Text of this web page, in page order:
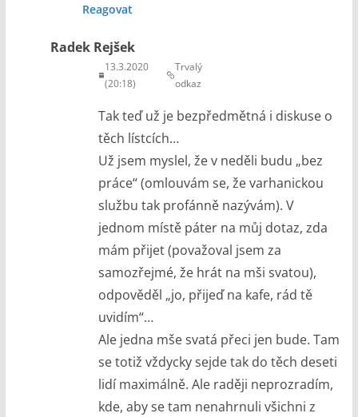
Reagovat
Radek Rejšek
13.3.2020
(20:18)
Trvalý
odkaz
Tak teď už je bezpředmětná i diskuse o
těch lístcích…
Už jsem myslel, že v neděli budu „bez
práce“ (omlouvám se, že varhanickou
službu tak profánně nazývám). V
jednom místě páter na můj dotaz, zda
mám přijet (považoval jsem za
samozřejmé, že hrát na mši svatou),
odpověděl „jo, přijeď na kafe, rád tě
uvidím“…
Ale jedna mše svatá přeci jen bude. Tam
se totiž vždycky sejde tak do těch deseti
lidí maximálně. Ale raději neprozradím,
kde, aby se tam nenahrnuli všichni z